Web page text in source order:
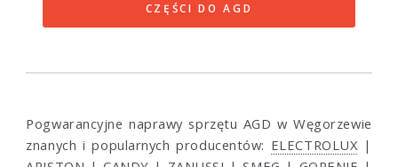
CZĘŚCI DO AGD
Pogwarancyjne naprawy sprzętu AGD w Węgorzewie
znanych i popularnych producentów: ELECTROLUX|